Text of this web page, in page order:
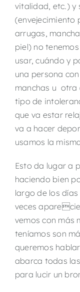
vitalidad, etc.) y
(envejecimiento
arrugas,
piel) no
usar, cuándo y
una persona
manchas u otra
tipo de
que va estar
va a hacer
usamos la
Esto da lugar a
haciendo bien
largo de los
veces
vemos con más
teníamos son
queremos
abarca todas
para lucir un